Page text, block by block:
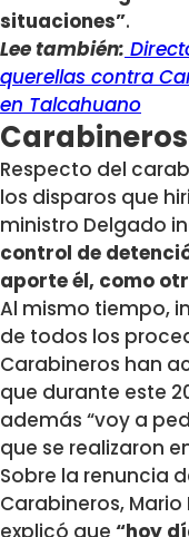
situaciones”.
Lee también:
querellas contra
en Talcahuano
Respecto del
los disparos que
ministro Delgado
control de
aporte él, como
Al mismo tiempo,
de todos los
Carabineros han
que durante este
además “voy a
que se realizaron
Sobre la renuncia
Carabineros,
explicó que “hoy